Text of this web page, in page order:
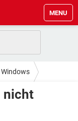
MENU
Windows
nicht